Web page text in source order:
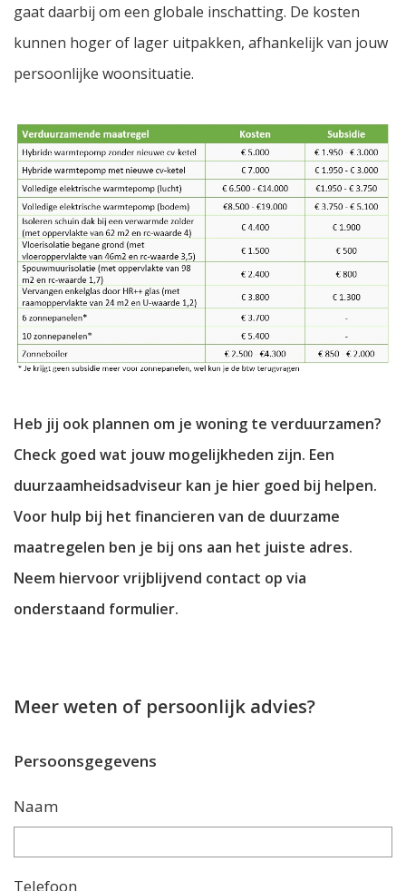
gaat daarbij om een globale inschatting. De kosten
kunnen hoger of lager uitpakken, afhankelijk van jouw
persoonlijke woonsituatie.
Heb jij ook plannen om je woning te verduurzamen?
Check goed wat jouw mogelijkheden zijn. Een
duurzaamheidsadviseur kan je hier goed bij helpen.
Voor hulp bij het financieren van de duurzame
maatregelen ben je bij ons aan het juiste adres.
Neem hiervoor vrijblijvend contact op via
onderstaand formulier.
Meer weten of persoonlijk advies?
Persoonsgegevens
Naam
Telefoon